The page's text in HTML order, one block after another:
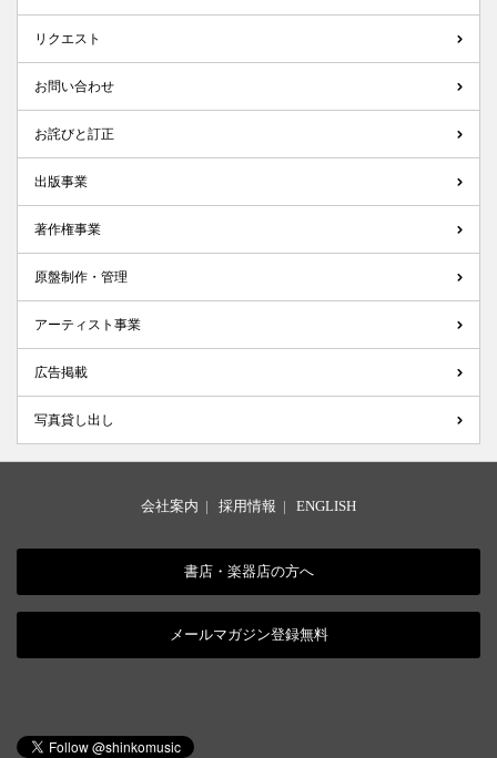
リクエスト
お問い合わせ
お詫びと訂正
出版事業
著作権事業
原盤制作・管理
アーティスト事業
広告掲載
写真貸し出し
会社案内 | 採用情報 | ENGLISH
書店・楽器店の方へ
メールマガジン登録無料